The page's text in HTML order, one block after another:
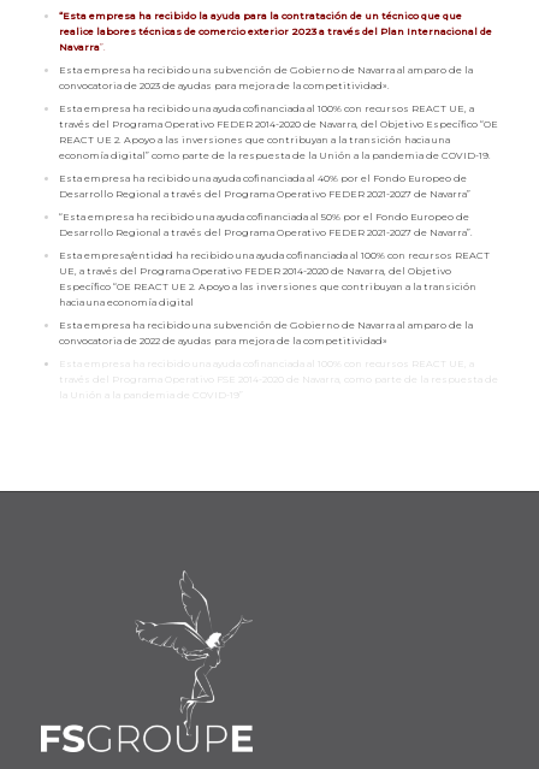
“Esta empresa ha recibido la ayuda para la contratación de un técnico que que
realice labores técnicas de comercio exterior 2023 a través del Plan Internacional de
Navarra”.
Esta empresa ha recibido una subvención de Gobierno de Navarra al amparo de la
convocatoria de 2023 de ayudas para mejora de la competitividad».
Esta empresa ha recibido una ayuda cofinanciada al 100% con recursos REACT UE, a
través del Programa Operativo FEDER 2014-2020 de Navarra, del Objetivo Específico “OE
REACT UE 2. Apoyo a las inversiones que contribuyan a la transición hacia una
economía digital” como parte de la respuesta de la Unión a la pandemia de COVID-19.
Esta empresa ha recibido una ayuda cofinanciada al 40% por el Fondo Europeo de
Desarrollo Regional a través del Programa Operativo FEDER 2021-2027 de Navarra”
“Esta empresa ha recibido una ayuda cofinanciada al 50% por el Fondo Europeo de
Desarrollo Regional a través del Programa Operativo FEDER 2021-2027 de Navarra”.
Esta empresa/entidad ha recibido una ayuda cofinanciada al 100% con recursos REACT
UE, a través del Programa Operativo FEDER 2014-2020 de Navarra, del Objetivo
Específico “OE REACT UE 2. Apoyo a las inversiones que contribuyan a la transición
hacia una economía digital
Esta empresa ha recibido una subvención de Gobierno de Navarra al amparo de la
convocatoria de 2022 de ayudas para mejora de la competitividad»
Esta empresa ha recibido una ayuda cofinanciada al 100% con recursos REACT UE, a
través del Programa Operativo FSE 2014-2020 de Navarra, como parte de la respuesta de
la Unión a la pandemia de COVID-19”